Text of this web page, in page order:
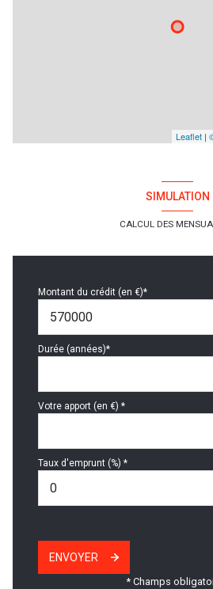
Leaflet |
SIMULATION
CALCUL DES
Montant du crédit (en €)*
Durée (années)*
Votre apport (en €) *
Taux d'emprunt (%) *
ENVOYER
* Champs